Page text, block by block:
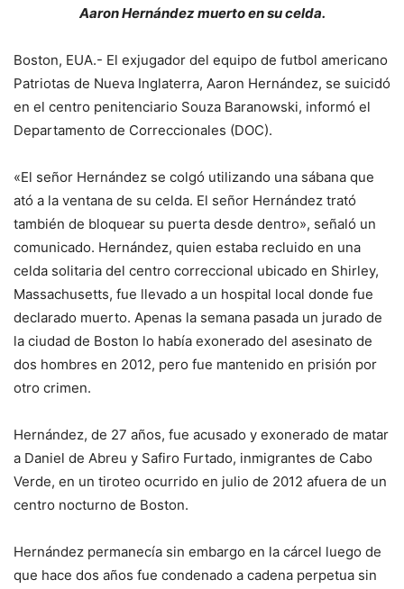
Aaron Hernández muerto en su celda.
Boston, EUA.- El exjugador del equipo de futbol americano
Patriotas de Nueva Inglaterra, Aaron Hernández, se suicidó
en el centro penitenciario Souza Baranowski, informó el
Departamento de Correccionales (DOC).
«El señor Hernández se colgó utilizando una sábana que
ató a la ventana de su celda. El señor Hernández trató
también de bloquear su puerta desde dentro», señaló un
comunicado. Hernández, quien estaba recluido en una
celda solitaria del centro correccional ubicado en Shirley,
Massachusetts, fue llevado a un hospital local donde fue
declarado muerto. Apenas la semana pasada un jurado de
la ciudad de Boston lo había exonerado del asesinato de
dos hombres en 2012, pero fue mantenido en prisión por
otro crimen.
Hernández, de 27 años, fue acusado y exonerado de matar
a Daniel de Abreu y Safiro Furtado, inmigrantes de Cabo
Verde, en un tiroteo ocurrido en julio de 2012 afuera de un
centro nocturno de Boston.
Hernández permanecía sin embargo en la cárcel luego de
que hace dos años fue condenado a cadena perpetua sin